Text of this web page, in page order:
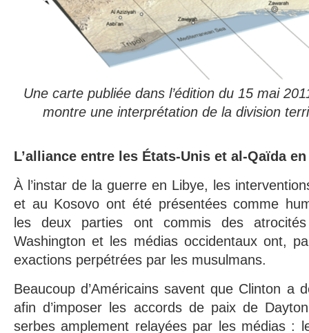
Une carte publiée dans l’édition du 15 mai
montre une interprétation de la division
L’alliance entre les États-Unis et al-Qaïda
À l’instar de la guerre en Libye, les
et au Kosovo ont été présentées comme
les deux parties ont commis des
Washington et les médias occidentaux ont,
exactions perpétrées par les musulmans.
Beaucoup d’Américains savent que Clinton a
afin d’imposer les accords de paix de
serbes amplement relayées par les médias :